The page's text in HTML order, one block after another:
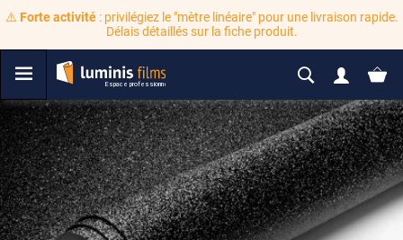
⚠️ Forte activité: privilégiez le "mètre linéaire" pour une livraison rapide.
Délais détaillés sur la fiche produit.